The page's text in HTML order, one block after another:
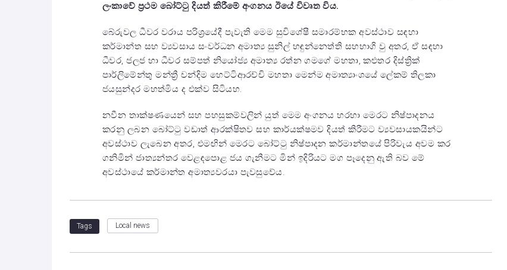
ලංකාවේ ප්‍රථම බෝට්ටු දියත් කිරීමේ අංගනය ඊයේ විවෘත විය.
​බේරුවල ධීවර වරාය පරිශ්‍රයේදී පැවැති මෙම සුවිශේෂී සමාරම්භක අවස්ථාව සඳහා
කර්මාන්ත සහ ව්‍යවසාය සංවර්ධන අමාත්‍ය සුනිල් හඳුන්නෙත්ති සහභාගි වු අතර, ඒ සඳහා
ධීවර, ජලජ හා ධීවර සම්පත් නියෝජ්‍ය අමාත්‍ය රත්න ගමගේ මහතා, කළුතර දිස්ත්‍රික්
පාර්ලිමේන්තු මන්ත්‍රී චන්දිම හෙට්ටිආරච්චි මහතා මෙන්ම අමාත්‍යාංශයේ ලේකම් තිලකා
ජයසුන්දර මහත්මිය ද එක්ව සිටියහ.
​නවීන තාක්ෂණයෙන් සහ පහසුකම්වලින් යුත් මෙම අංගනය හරහා මෙරට නිෂ්පාදනය
කරනු ලබන බෝට්ටු වඩාත් ආරක්ෂිතව සහ කාර්යක්ෂමව දියත් කිරීමට ව්‍යවසායකයින්ට
අවස්ථාව ලැබෙන අතර, එමඟින් මෙරට බෝට්ටු නිෂ්පාදන කර්මාන්තයේ පිරිවැය අවම කර
ගනිමින් ජාත්‍යන්තර වෙළඳපොළ ජය ගැනීමට මින් ඉදිරියට මග පෑදෙනු ඇති බව මේ
අවස්ථායේ කර්මාන්ත අමාත්‍යවරයා පැවසුවේය.
Tags Local news